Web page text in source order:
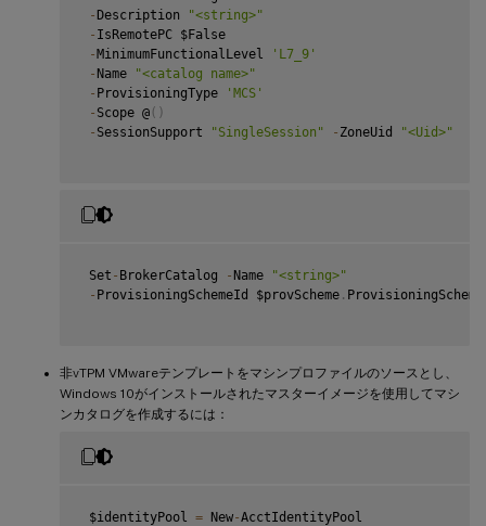
-Description
"<string>"
- IsRemotePC $False
-MinimumFunctionalLevel
'L7_9'
- Name
"<catalog name>"
- ProvisioningType
'MCS'
- Scope @ ( )
- SessionSupport "SingleSession" - ZoneUid "<Uid>"
Set - BrokerCatalog - Name
"<string>"
- ProvisioningSchemeId $provScheme .
非vTPM VMwareテンプレートをマシンプロファイルのソースとし、
Windows 10がインストールされたマスターイメージを使用してマシ
ンカタログを作成するには：
$identityPool = New-AcctIdentityPool